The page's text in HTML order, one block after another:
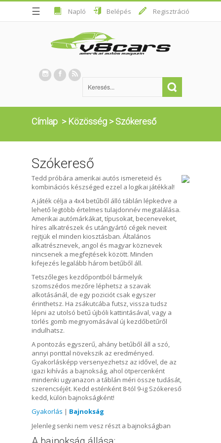
☰ Napló Belépés Regisztráció
Címlap > Közösség >Szókereső
Szókereső
Tedd próbára amerikai autós ismereteid és
kombinációs készséged ezzel a logikai játékkal!
A játék célja a 4x4 betűből álló táblán lépkedve a
lehető legtöbb értelmes tulajdonnév megtalálása.
Amerikai autómárkákat, típusokat, beceneveket,
híres alkatrészek és utángyártó cégek neveit
rejtjük el minden kiosztásban. Általános
alkatrésznevek, angol és magyar köznevek
nincsenek a megfejtések között. Minden
kifejezés legalább három betűből áll.
Tetszőleges kezdőpontból bármelyik
szomszédos mezőre léphetsz a szavak
alkotásánál, de egy poziciót csak egyszer
érinthetsz. Ha zsákutcába futsz, vissza tudsz
lépni az utolsó betű újbóli kattintásával, vagy a
törlés gomb megnyomásával új kezdőbetűről
indulhatsz.
A pontozás egyszerű, ahány betűből áll a szó,
annyi ponttal növekszik az eredményed.
Gyakorlásképp versenyezhetsz az idővel, de az
igazi kihívás a bajnokság, ahol ötpercenként
mindenki ugyanazon a táblán méri össze tudását,
szerencséjét. Kedd esténként 8-tól 9-ig Szókereső
kedd, külön bajnokságként!
Gyakorlás | Bajnokság
Jelenleg senki nem vesz részt a bajnokságban